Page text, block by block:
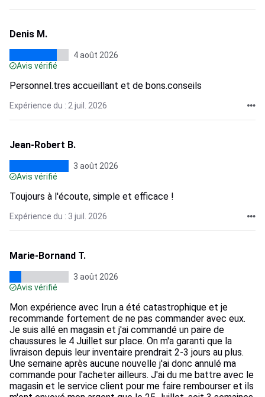
Denis M.
4 août 2026
Avis vérifié
Personnel.tres accueillant et de bons.conseils
Expérience du : 2 juil. 2026
Jean-Robert B.
3 août 2026
Avis vérifié
Toujours à l'écoute, simple et efficace !
Expérience du : 3 juil. 2026
Marie-Bornand T.
3 août 2026
Avis vérifié
Mon expérience avec Irun a été catastrophique et je
recommande fortement de ne pas commander avec eux.
Je suis allé en magasin et j'ai commandé un paire de
chaussures le 4 Juillet sur place. On m'a garanti que la
livraison depuis leur inventaire prendrait 2-3 jours au plus.
Une semaine après aucune nouvelle j'ai donc annulé ma
commande pour l'acheter ailleurs. J'ai du me battre avec le
magasin et le service client pour me faire rembourser et ils